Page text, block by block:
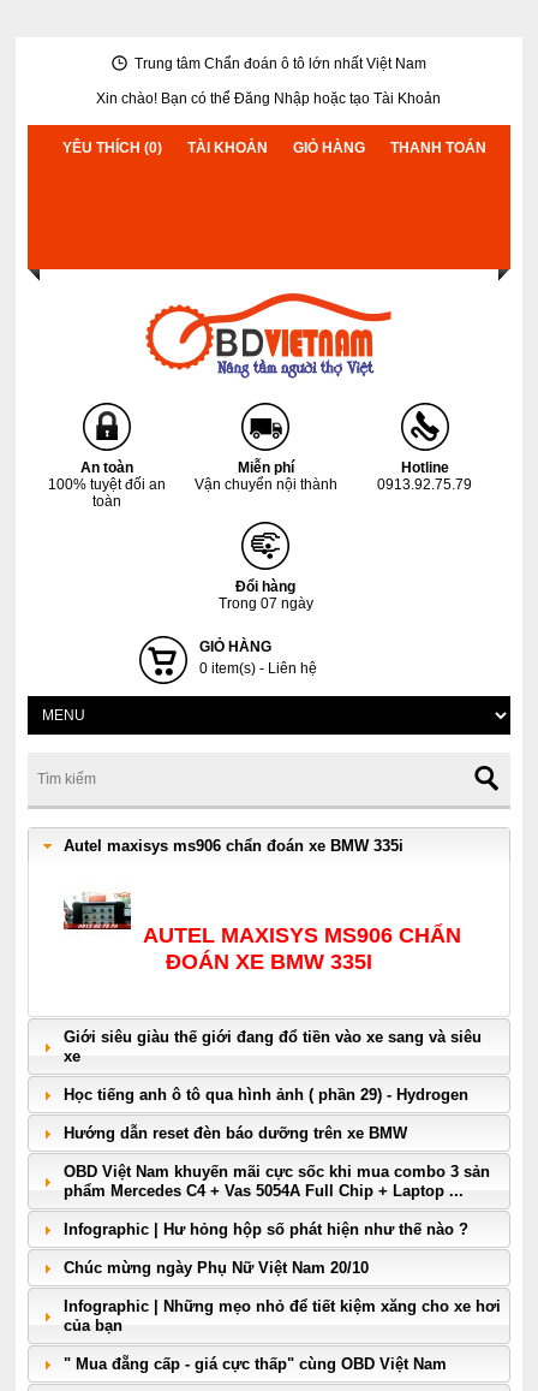
Trung tâm Chẩn đoán ô tô lớn nhất Việt Nam
Xin chào! Bạn có thểĐăng Nhập hoặctạo Tài Khoản
YÊU THÍCH (0) TÀI KHOẢN GIỎ HÀNG THANH TOÁN
An toàn
100% tuyệt đối an
toàn
Miễn phí
Vận chuyển nội thành
Hotline
0913.92.75.79
Đổi hàng
Trong 07 ngày
GIỎ HÀNG
0 item(s) - Liên hệ
Autel maxisys ms906 chẩn đoán xe BMW 335i
AUTEL MAXISYS MS906 CHẨN
ĐOÁN XE BMW 335I
Giới siêu giàu thế giới đang đổ tiền vào xe sang và siêu
xe
Học tiếng anh ô tô qua hình ảnh ( phần 29) - Hydrogen
Hướng dẫn reset đèn báo dưỡng trên xe BMW
OBD Việt Nam khuyến mãi cực sốc khi mua combo 3 sản
phẩm Mercedes C4 + Vas 5054A Full Chip + Laptop ...
Infographic | Hư hỏng hộp số phát hiện như thế nào ?
Chúc mừng ngày Phụ Nữ Việt Nam 20/10
Infographic | Những mẹo nhỏ để tiết kiệm xăng cho xe hơi
của bạn
" Mua đẵng cấp - giá cực thấp" cùng OBD Việt Nam